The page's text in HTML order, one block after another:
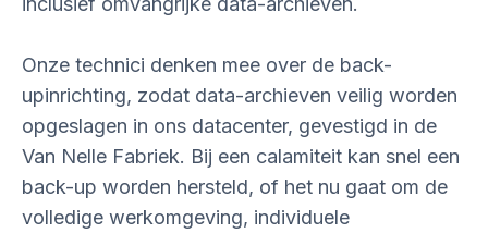
Onze technici denken mee over de back-
upinrichting, zodat data-archieven veilig worden
opgeslagen in ons datacenter, gevestigd in de
Van Nelle Fabriek. Bij een calamiteit kan snel een
back-up worden hersteld, of het nu gaat om de
volledige werkomgeving, individuele